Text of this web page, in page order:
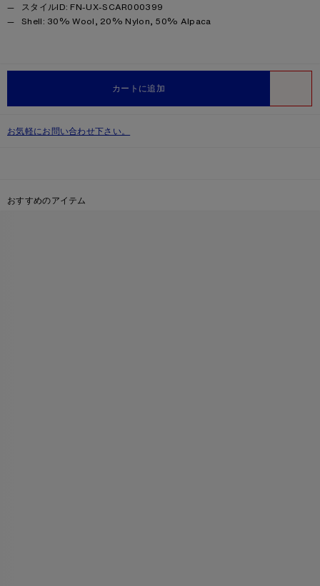
カートに追加
スタイルID: FN-UX-SCAR000399
Product information
Shell: 30% Wool, 20% Nylon, 50% Alpaca
お気軽にお問い合わせ下さい。
おすすめのアイテム